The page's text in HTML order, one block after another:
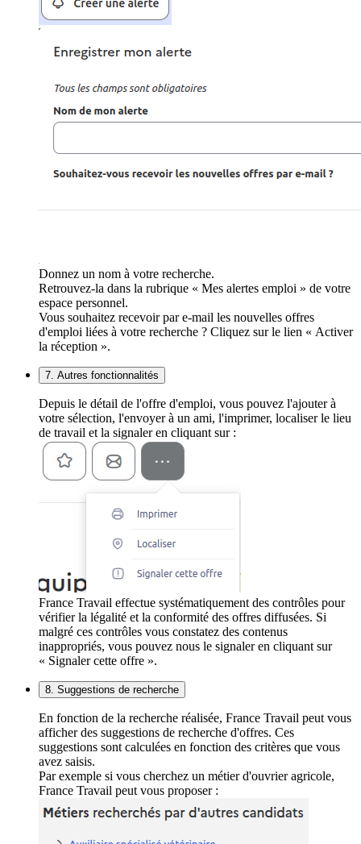
Donnez un nom à votre recherche.
Retrouvez-la dans la rubrique « Mes alertes emploi » de votre
espace personnel.
Vous souhaitez recevoir par e-mail les nouvelles offres
d'emploi liées à votre recherche ? Cliquez sur le lien « Activer
la réception ».
7. Autres fonctionnalités
Depuis le détail de l'offre d'emploi, vous pouvez l'ajouter à
votre sélection, l'envoyer à un ami, l'imprimer, localiser le lieu
de travail et la signaler en cliquant sur :
France Travail effectue systématiquement des contrôles pour
vérifier la légalité et la conformité des offres diffusées. Si
malgré ces contrôles vous constatez des contenus
inappropriés, vous pouvez nous le signaler en cliquant sur
« Signaler cette offre ».
8. Suggestions de recherche
En fonction de la recherche réalisée, France Travail peut vous
afficher des suggestions de recherche d'offres. Ces
suggestions sont calculées en fonction des critères que vous
avez saisis.
Par exemple si vous cherchez un métier d'ouvrier agricole,
France Travail peut vous proposer :